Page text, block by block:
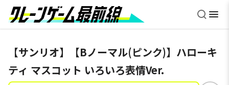
【サンリオ】【Bノーマル(ピンク)】ハローキ
ティ マスコット いろいろ表情Ver.